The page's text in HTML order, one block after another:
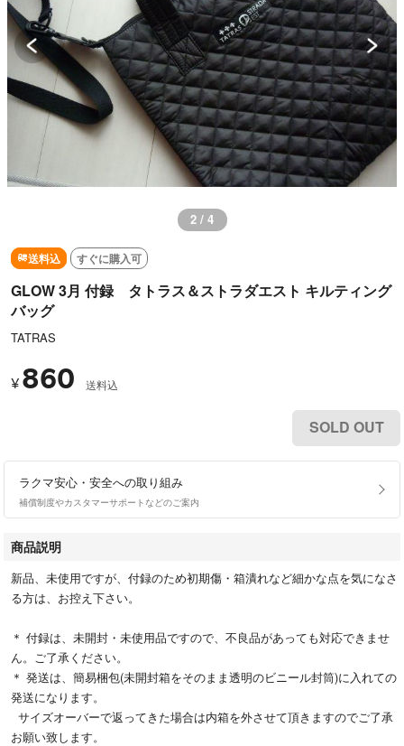
2 / 4
送料込 すぐに購入可
GLOW 3月 付録 タトラス＆ストラダエスト キルティング
バッグ
TATRAS
¥ 860 送料込
SOLD OUT
ラクマ安心・安全への取り組み
補償制度やカスタマーサポートなどのご案内
商品説明
新品、未使用ですが、付録のため初期傷・箱潰れなど細かな点を気になさ
る方は、お控え下さい。
＊ 付録は、未開封・未使用品ですので、不良品があっても対応できませ
ん。ご了承ください。
＊ 発送は、簡易梱包(未開封箱をそのまま透明のビニール封筒)に入れての
発送になります。
サイズオーバーで返ってきた場合は内箱を外させて頂きますのでご了承
お願い致します。